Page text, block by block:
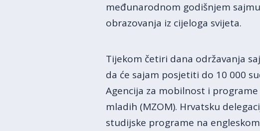
međunarodnom godišnjem
obrazovanja iz cijeloga svijeta.
Tijekom četiri dana održavanja
da će sajam posjetiti do 10 000
Agencija za mobilnost i
mladih (MZOM). Hrvatsku
studijske programe na